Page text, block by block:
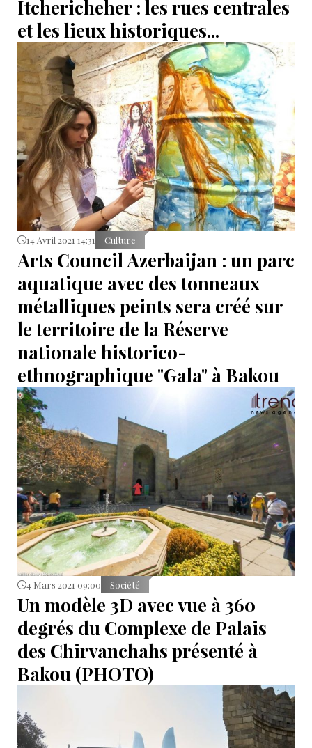
Itchericheher : les rues centrales
et les lieux historiques...
14 Avril 2021 14:31 Culture
Arts Council Azerbaijan : un parc
aquatique avec des tonneaux
métalliques peints sera créé sur
le territoire de la Réserve
nationale historico-
ethnographique "Gala" à Bakou
4 Mars 2021 09:00 Société
Un modèle 3D avec vue à 360
degrés du Complexe de Palais
des Chirvanchahs présenté à
Bakou (PHOTO)